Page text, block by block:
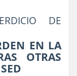
DE
EN LA
OTRAS